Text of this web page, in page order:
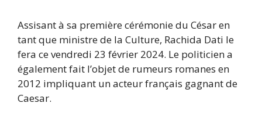
Assisant à sa première cérémonie du César en
tant que ministre de la Culture, Rachida Dati le
fera ce vendredi 23 février 2024. Le politicien a
également fait l’objet de rumeurs romanes en
2012 impliquant un acteur français gagnant de
Caesar.